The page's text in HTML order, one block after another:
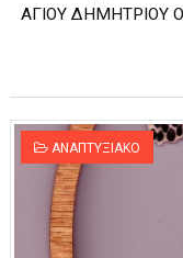
ΑΓΙΟΥ ΔΗΜΗΤΡΙΟΥ
ΑΝΑΠΤΥΞΙΑΚΟ